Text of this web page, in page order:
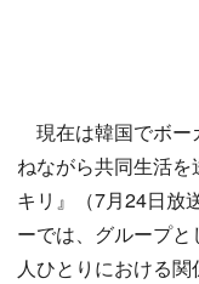
現在は韓国でボー
ねながら共同生活
キリ』（7月24日放
ーでは、グループ
人ひとりにおける関